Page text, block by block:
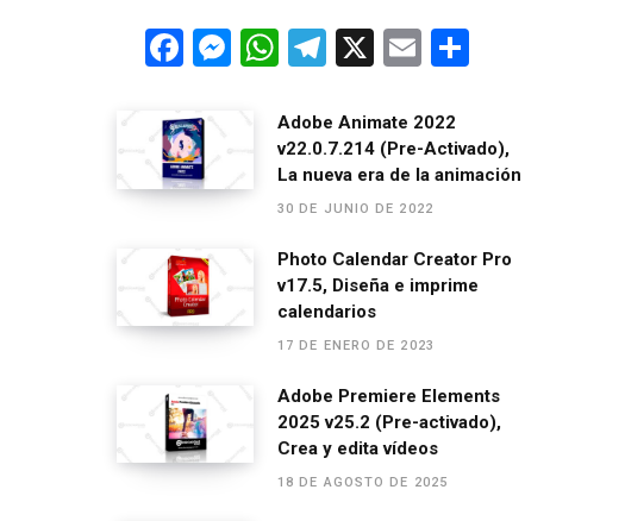
F
ce
b
o
k
M
g
W
at
s
A
p
T
e
gr
a
X
E
ail
p
Adobe Animate 2022
v22.0.7.214 (Pre-Activado),
La nueva era de la animación
30 DE JUNIO DE 2022
Photo Calendar Creator Pro
v17.5, Diseña e imprime
calendarios
17 DE ENERO DE 2023
Adobe Premiere Elements
2025 v25.2 (Pre-activado),
Crea y edita vídeos
18 DE AGOSTO DE 2025